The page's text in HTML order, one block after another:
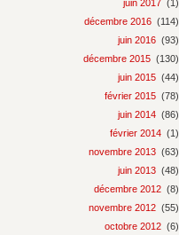
juin 2017 (1)
décembre 2016 (114)
juin 2016 (93)
décembre 2015 (130)
juin 2015 (44)
février 2015 (78)
juin 2014 (86)
février 2014 (1)
novembre 2013 (63)
juin 2013 (48)
décembre 2012 (8)
novembre 2012 (55)
octobre 2012 (6)